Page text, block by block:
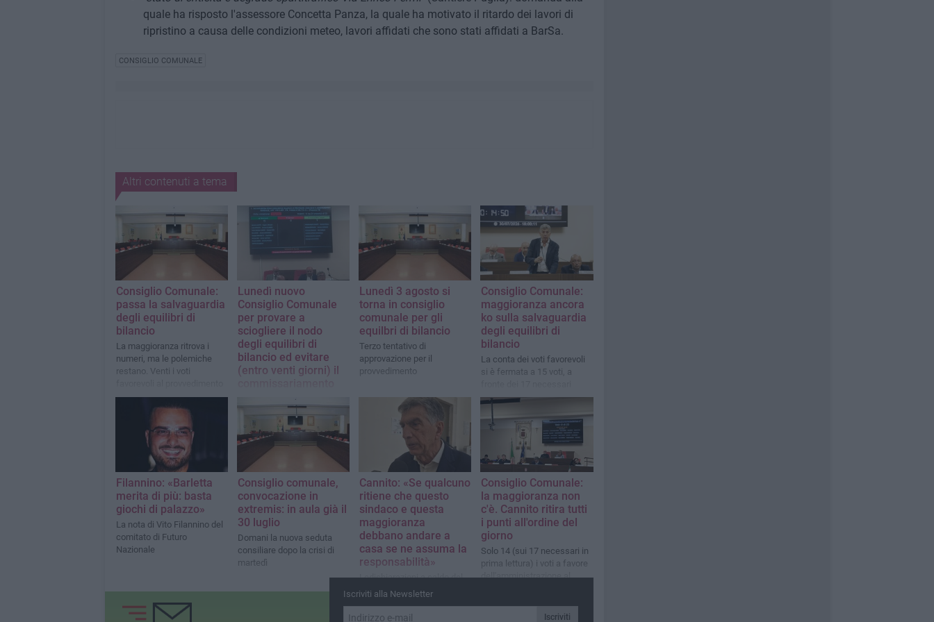
quale ha risposto l'assessore Concetta Panza, la quale ha motivato il ritardo dei lavori di
ripristino a causa delle condizioni meteo, lavori affidati che sono stati affidati a BarSa.
CONSIGLIO COMUNALE
Altri contenuti a tema
Consiglio Comunale:
passa la salvaguardia
degli equilibri di
bilancio
La maggioranza ritrova i
numeri, ma le polemiche
restano. Venti i voti
Lunedì nuovo
Consiglio Comunale
per provare a
sciogliere il nodo
degli equilibri di
bilancio ed evitare
(entro venti giorni) il
La maggioranza, secondo il
sindaco, dovrebbe ritrovare i
numeri, ma permangono le
divisioni. Intanto, nel
centrosinistra, prime prove
di coalizione e primi nodi da
sciogliere in vista delle
prossime elezioni
Lunedì 3 agosto si
torna in consiglio
comunale per gli
equilbri di bilancio
Terzo tentativo di
approvazione per il
provvedimento
Consiglio Comunale:
maggioranza ancora
ko sulla salvaguardia
degli equilibri di
bilancio
La conta dei voti favorevoli
si è fermata a 15 voti, a
Filannino: «Barletta
merita di più: basta
giochi di palazzo»
La nota di Vito Filannino del
comitato di Futuro
Nazionale
Consiglio comunale,
convocazione in
extremis: in aula già il
30 luglio
Domani la nuova seduta
consiliare dopo la crisi di
martedì
Cannito: «Se qualcuno
ritiene che questo
sindaco e questa
maggioranza
debbano andare a
casa se ne assuma la
responsabilità»
Ledichiarazioni a caldo del
sindaco Cosimo Cannito
maggioranza
Consiglio Comunale:
la maggioranza non
c'è. Cannito ritira tutti
i punti all'ordine del
giorno
Solo 14 (sui 17 necessari in
prima lettura) i voti a favore
dell'amministrazione al
Iscriviti alla Newsletter
Iscriviti